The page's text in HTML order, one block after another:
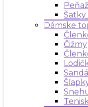
Šatky
Dámske
Čižmy